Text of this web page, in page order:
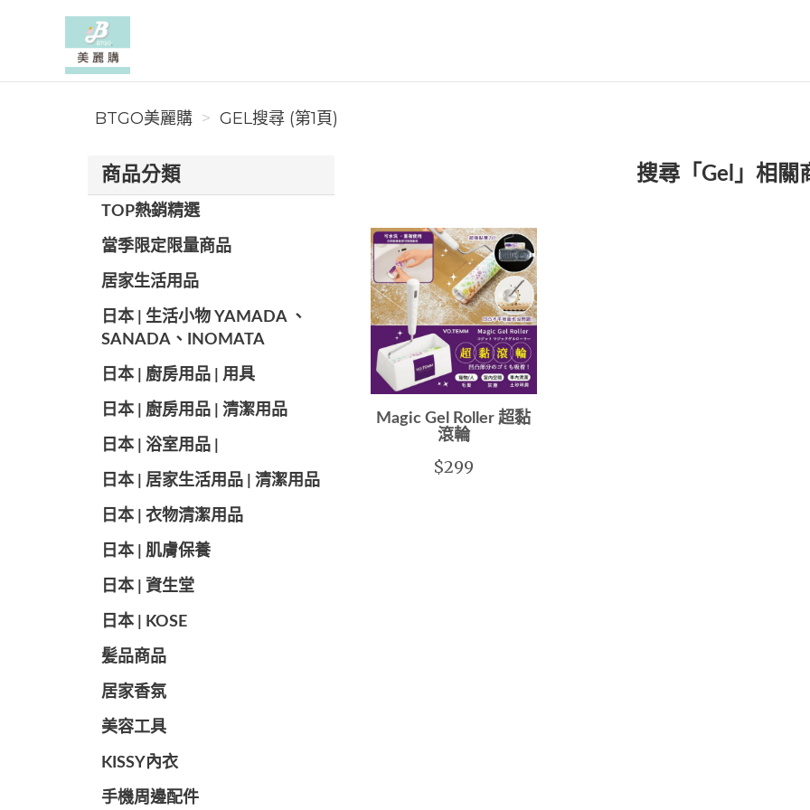
BTGO美麗購
BTGO美麗購 GEL搜尋 (第1頁)
商品分類
TOP熱銷精選
當季限定限量商品
居家生活用品
日本 | 生活小物 YAMADA 、
SANADA、INOMATA
日本 | 廚房用品 | 用具
日本 | 廚房用品 | 清潔用品
日本 | 浴室用品 |
日本 | 居家生活用品 | 清潔用品
日本 | 衣物清潔用品
日本 | 肌膚保養
日本 | 資生堂
日本 | KOSE
髪品商品
居家香氛
美容工具
KISSY內衣
手機周邊配件
搜尋「Gel」相關
Magic Gel Roller 超黏
滾輪
$299